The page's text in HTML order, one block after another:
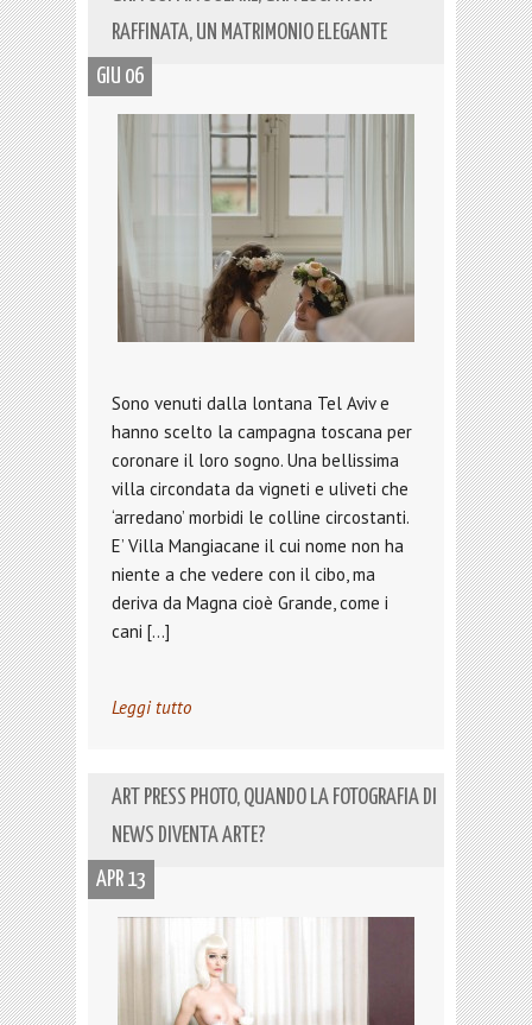
RAFFINATA, UN MATRIMONIO ELEGANTE
GIU 06
Sono venuti dalla lontana Tel Aviv e
hanno scelto la campagna toscana per
coronare il loro sogno. Una bellissima
villa circondata da vigneti e uliveti che
‘arredano’ morbidi le colline circostanti.
E’ Villa Mangiacane il cui nome non ha
niente a che vedere con il cibo, ma
deriva da Magna cioè Grande, come i
cani […]
Leggi tutto
ART PRESS PHOTO, QUANDO LA FOTOGRAFIA DI
NEWS DIVENTA ARTE?
APR 13